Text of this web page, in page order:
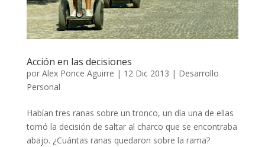
Acción en las decisiones
por Alex Ponce Aguirre | 12 Dic 2013 | Desarrollo
Personal
Habían tres ranas sobre un tronco, un día una de ellas
tomó la decisión de saltar al charco que se encontraba
abajo. ¿Cuántas ranas quedaron sobre la rama?